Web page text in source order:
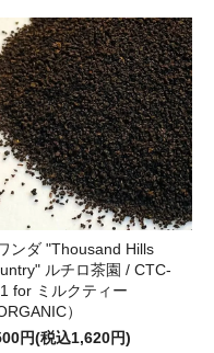
はなか） 2025 ～春摘み～”
4種 を飲み比べ！
/ 4茶園コンプリートセッ
て、
/ EXPO2025 限定セット”
銘茶
“ニルギリ / BOP-
第4便 “シーヨク茶園 /
ンダ "Thousand Hills
ルチロ茶園 / CTC-
for ミルクティー
）
円(税込1,620円)